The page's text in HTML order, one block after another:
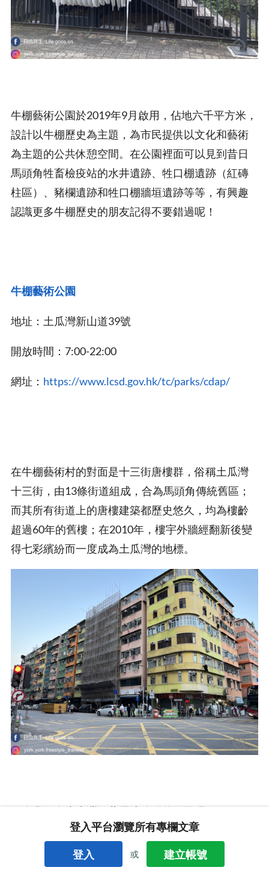
牛棚藝術公園於2019年9月啟用，佔地六千平方米，
設計以牛棚歷史為主題，為市民提供以文化和藝術
為主題的公共休憩空間。在公園裡面可以見到昔日
馬頭角牲畜檢疫站的水井遺跡、牲口棚遺跡（紅磚
柱區）、豬欄遺跡和牲口棚牆垣遺跡等等，有興趣
認識更多牛棚歷史的朋友記得不要錯過呢！
牛棚藝術公園
地址：土瓜灣新山道39號
開放時間：7:00-22:00
網址： https://www.lcsd.gov.hk/tc/parks/cdap/
在牛棚藝術村的對面是十三街唐樓群，俗稱土瓜灣
十三街，由13條街道組成，合為馬頭角傳統舊區；
而其所有街道上的唐樓建築都歷史悠久，均為樓齡
超過60年的舊樓；在2010年，樓宇外牆經翻新後變
得七彩繽紛而一度成為土瓜灣的地標。
個人覺得有少少灣仔藍屋建築群的影子呢！
土瓜灣十三街
登入平台瀏覽所有專欄文章
登入 或 建立帳號